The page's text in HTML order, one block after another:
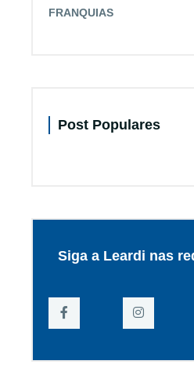
FRANQUIAS
Post Populares
Siga a Leardi nas